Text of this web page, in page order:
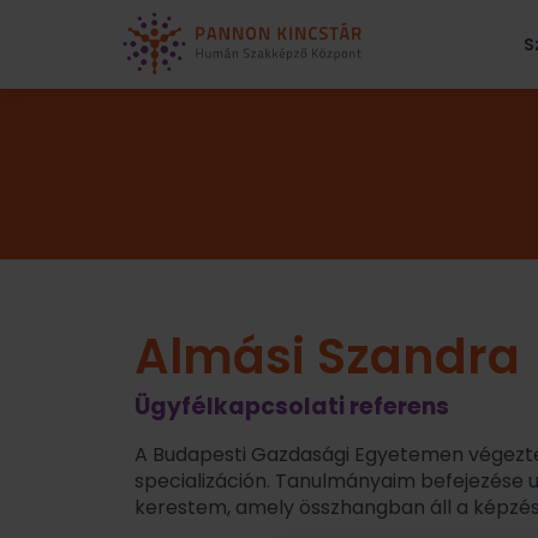
Almási Szandra
Ügyfélkapcsolati referens
A Budapesti Gazdasági Egyetemen
specializáción. Tanulmányaim
kerestem, amely összhangban áll a